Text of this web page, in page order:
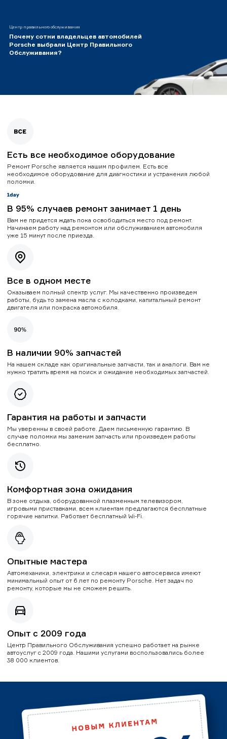
Центр правильного обслуживания
Почему сотни владельцев автомобилей
Porsche выбрали Центр Правильного
Обслуживания?
Есть все необходимое оборудование
Ремонт Porsche является нашим профилем. Есть все
необходимое оборудование для диагностики и устранения любой
поломки.
В 95% случаев ремонт занимает 1 день
Вам не придется ждать пока освободиться место под ремонт.
Начинаем работу над ремонтом или обслуживанием автомобиля
уже 15 минут после приезда.
Все в одном месте
Оказываем полный спектр услуг. Мы качественно произведем
работы, будь то замена масла с колодками, капитальный ремонт
двигателя или покраска автомобиля.
В наличии 90% запчастей
На нашем складе как оригинальные запчасти, так и аналоги. Вам не
нужно тратить время на поиск и ожидание необходимых запчастей.
Гарантия на работы и запчасти
Мы уверенны в своей работе. Даем письменную гарантию. В
случае поломки мы заменим запчасть или произведем работы
бесплатно.
Комфортная зона ожидания
В зоне отдыха, оборудованной плазменным телевизором,
игровыми приставками, всем клиентам предлагаются бесплатные
горячие напитки. Работает бесплатный Wi-Fi.
Опытные мастера
Автомеханики, электрики и слесаря нашего автосервиса имеют
минимальный опыт от 6 лет по ремонту Porsche. Нет задач по
ремонту, которые мы не сможем решить.
Опыт с 2009 года
Центр Правильного Обслуживания успешно работает на рынке
автоуслуг с 2009 года. Нашими услугами воспользовались более
38 000 клиентов.